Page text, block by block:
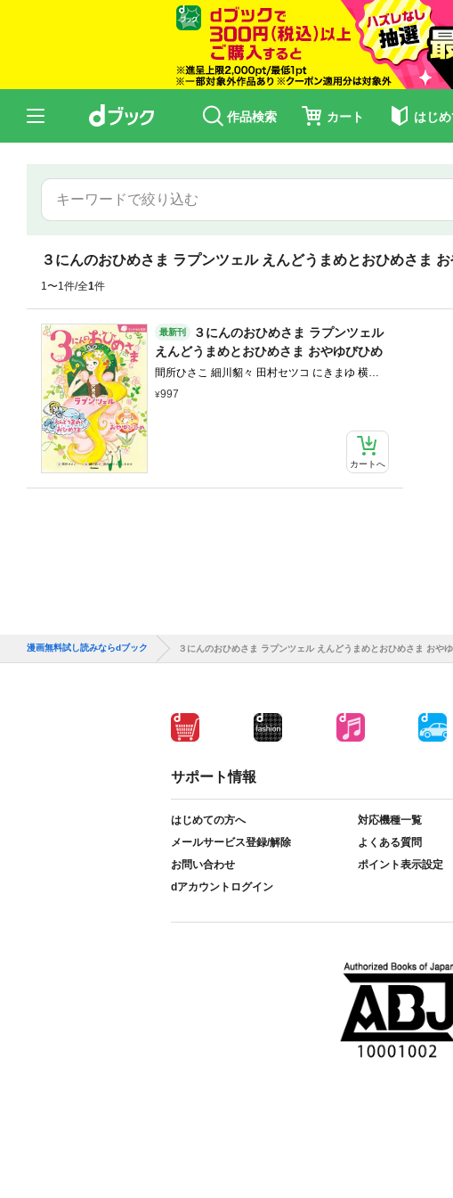
作品検索 カート はじ
３にんのおひめさま ラプンツェル えんどうまめとおひめさま
1〜1件/全1件
最新刊
３にんのおひめさま ラプンツェル
えんどうまめとおひめさま おやゆびひめ
間所ひさこ 細川貂々 田村セツコ にきまゆ 横山
洋子
997
カートへ
漫画無料試し読みならdブック ３にんのおひめさま ラプンツェル えんどうまめとおひめさま おや
サポート情報
はじめての方へ
対応機種一覧
メールサービス登録/解除
よくある質問
お問い合わせ
ポイント表示設定
dアカウントログイン